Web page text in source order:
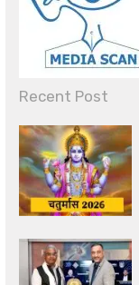
Recent Post